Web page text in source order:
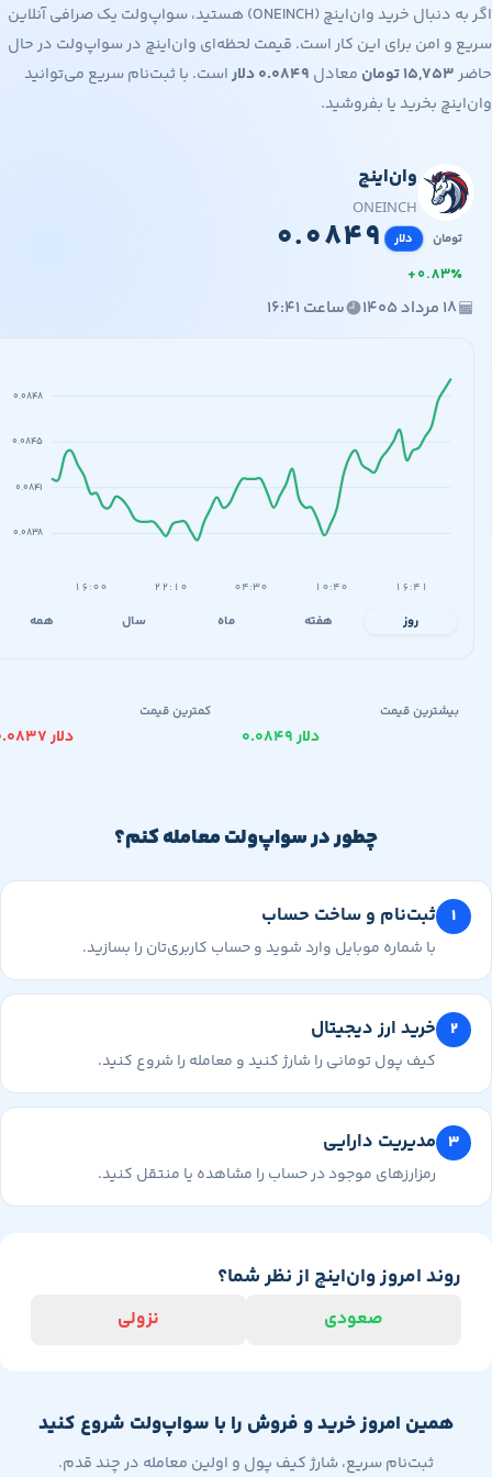
اگر به دنبال خرید وان‌اینچ (ONEINCH) هستید، سواپ‌ولت یک صرافی آنلاین
امن برای این کار است. قیمت لحظه‌ای وان‌اینچ در سواپ‌ولت در حال
۱۵,۷۵۳تومانمعادل۰.۰۸۴۹دلاراست. با ثبت‌نام سریع می‌توانید
بخرید یا بفروشید.
وان‌اینچ
ONEINCH
دلار ۰.۰۸۴۹
+۰
ساعت ۱۶:۴۱
۰.۰۸۴۱
قیمت کمترین قیمت
چطور در سواپ‌ولت معامله کنم؟
ثبت‌نام و ساخت حساب
با شماره موبایل وارد شوید و حساب کاربری‌تان را بسازید.
خرید ارز دیجیتال
کیف پول تومانی را شارژ کنید و معامله را شروع کنید.
مدیریت دارایی
رمزارزهای موجود در حساب را مشاهده یا منتقل کنید.
امروز وان‌اینچ از نظر شما؟
صعودی نزولی
همین امروز خرید و فروش را با سواپ‌ولت شروع کنید
ثبت‌نام سریع، شارژ کیف پول و اولین معامله در چند قدم.